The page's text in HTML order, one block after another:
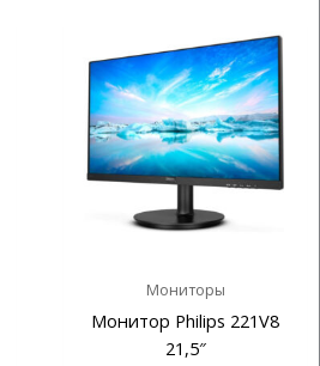
Мониторы
Монитор Philips 221V8
21,5″